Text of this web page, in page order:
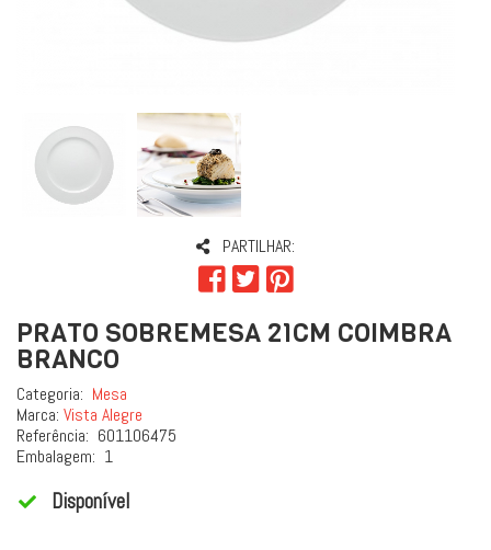
PARTILHAR:
PRATO SOBREMESA 21CM COIMBRA
BRANCO
Categoria: Mesa
Marca: Vista Alegre
Referência: 601106475
Embalagem: 1
Disponível